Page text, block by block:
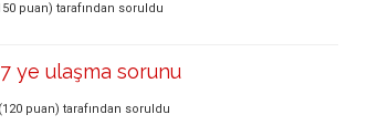
puan) tarafından soruldu
ye ulaşma sorunu
(120 puan) tarafından soruldu